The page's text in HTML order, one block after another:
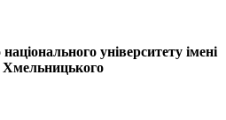
університету імені
Хмельницького